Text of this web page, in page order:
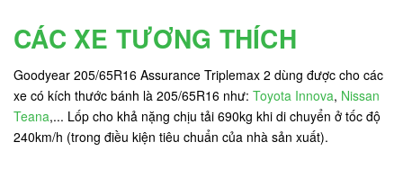
CÁC XE TƯƠNG THÍCH
Goodyear 205/65R16 Assurance Triplemax 2 dùng được cho các
xe có kích thước bánh là 205/65R16 như: Toyota Innova, Nissan
Teana,... Lốp cho khả nặng chịu tải 690kg khi di chuyển ở tốc độ
240km/h (trong điều kiện tiêu chuẩn của nhà sản xuất).